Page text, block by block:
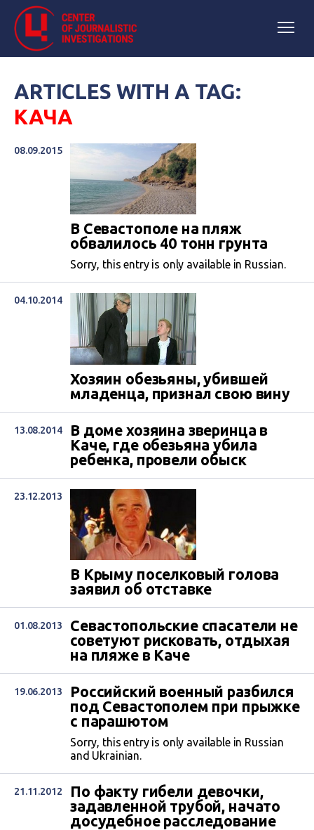
ARTICLES WITH A TAG:
КАЧА
08.09.2015
В Севастополе на пляж
обвалилось 40 тонн грунта
Sorry, this entry is only available in Russian.
04.10.2014
Хозяин обезьяны, убившей
младенца, признал свою вину
13.08.2014
В доме хозяина зверинца в
Каче, где обезьяна убила
ребенка, провели обыск
23.12.2013
В Крыму поселковый голова
заявил об отставке
01.08.2013
Севастопольские спасатели не
советуют рисковать, отдыхая
на пляже в Каче
19.06.2013
Российский военный разбился
под Севастополем при прыжке
с парашютом
Sorry, this entry is only available in Russian
and Ukrainian.
21.11.2012
По факту гибели девочки,
задавленной трубой, начато
досудебное расследование